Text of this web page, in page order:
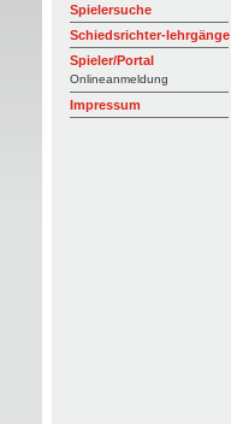
Spielersuche
Schiedsrichter-lehrgänge
Spieler/Portal
Onlineanmeldung
Impressum